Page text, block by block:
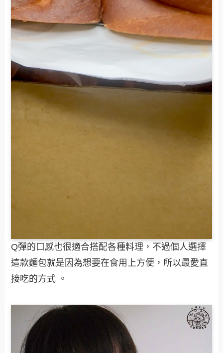
Q彈的口感也很適合搭配各種料理，不過個人選擇
這款麵包就是因為想要在食用上方便，所以最愛直
接吃的方式 。